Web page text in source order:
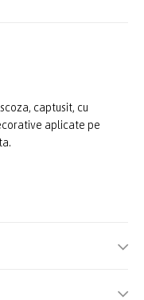
captusit, cu
aplicate pe